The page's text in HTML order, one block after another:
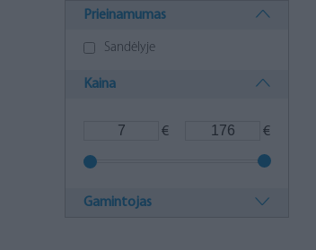
Prieinamumas
Sandėlyje
Kaina
€ €
Gamintojas